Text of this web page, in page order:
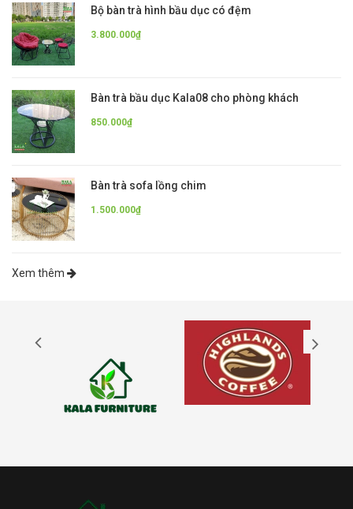
Bộ bàn trà hình bầu dục có đệm
3.800.000₫
Bàn trà bầu dục Kala08 cho phòng khách
850.000₫
Bàn trà sofa lồng chim
1.500.000₫
Xem thêm